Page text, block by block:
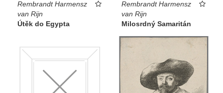
Rembrandt Harmensz
van Rijn
Útěk do Egypta
Rembrandt Harmensz
van Rijn
Milosrdný Samaritán